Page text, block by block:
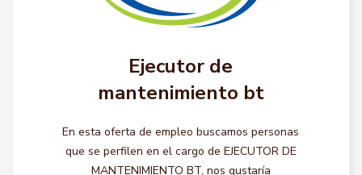
Ejecutor de
mantenimiento bt
En esta oferta de empleo buscamos personas
que se perfilen en el cargo de EJECUTOR DE
MANTENIMIENTO BT, nos gustaría